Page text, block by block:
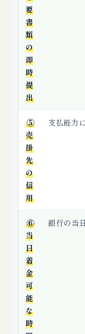
要
書
類
の
即
時
提
出
⑤
売
掛
先
の
信
用
支払能力
⑥
当
日
着
金
可
能
な
時
銀行の当